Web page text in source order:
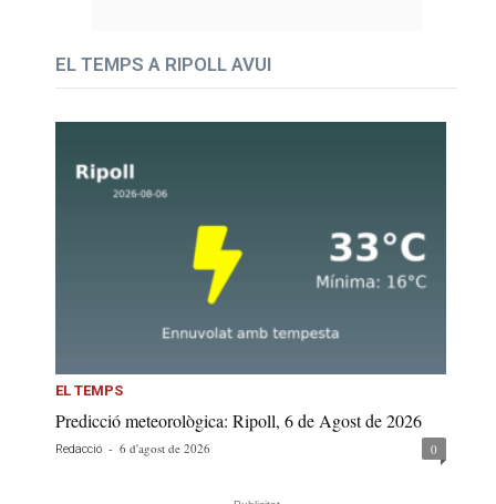
EL TEMPS A RIPOLL AVUI
EL TEMPS
Predicció meteorològica: Ripoll, 6 de Agost de 2026
Redacció - 6 d'agost de 2026 0